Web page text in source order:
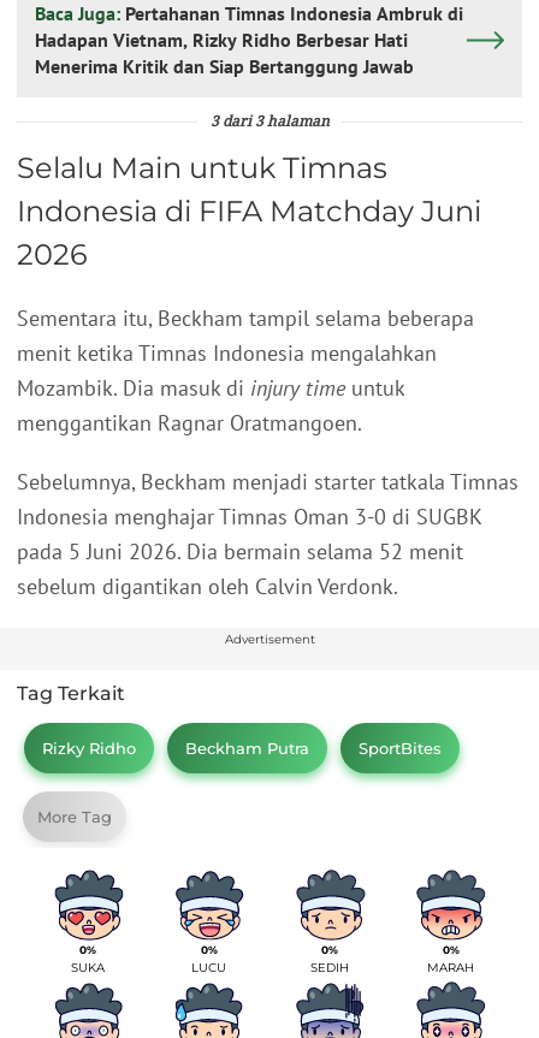
Baca Juga: Pertahanan Timnas Indonesia Ambruk di
Hadapan Vietnam, Rizky Ridho Berbesar Hati
Menerima Kritik dan Siap Bertanggung Jawab
3 dari 3 halaman
Selalu Main untuk Timnas
Indonesia di FIFA Matchday Juni
2026
Sementara itu, Beckham tampil selama beberapa
menit ketika Timnas Indonesia mengalahkan
Mozambik. Dia masuk di injury timeuntuk
menggantikan Ragnar Oratmangoen.
Sebelumnya, Beckham menjadi starter tatkala Timnas
Indonesia menghajar Timnas Oman 3-0 di SUGBK
pada 5 Juni 2026. Dia bermain selama 52 menit
sebelum digantikan oleh Calvin Verdonk.
Advertisement
Tag Terkait
Rizky Ridho Beckham Putra SportBites
More Tag
0%
SUKA
0%
LUCU
0%
SEDIH
0%
MARAH